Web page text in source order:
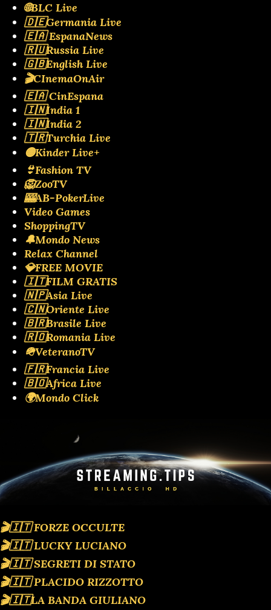
🌐BLC Live
🇩🇪Germania Live
🇪🇦 EspanaNews
🇷🇺Russia Live
🇬🇧English Live
🎬CInemaOnAir
🇪🇦 CinEspana
🇮🇳India 1
🇮🇳India 2
🇹🇷Turchia Live
🟡Kinder Live+
👙Fashion TV
🦁ZooTV
🎰AB-PokerLive
Video Games
ShoppingTV
🔔Mondo News
Relax Channel
💎FREE MOVIE
🇮🇹FILM GRATIS
🇳🇵Asia Live
🇨🇳Oriente Live
🇧🇷Brasile Live
🇷🇴Romania Live
🪖VeteranoTV
🇫🇷Francia Live
🇧🇴Africa Live
🌍Mondo Click
🎬🇮🇹 FORZE OCCULTE
🎬🇮🇹 LUCKY LUCIANO
🎬🇮🇹 SEGRETI DI STATO
🎬🇮🇹 PLACIDO RIZZOTTO
🎬🇮🇹LA BANDA GIULIANO